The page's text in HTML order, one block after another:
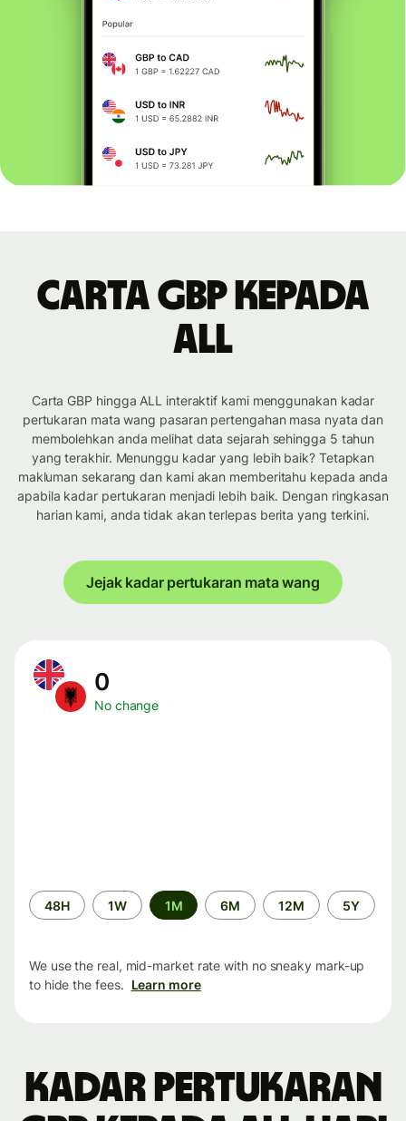
Carta GBP kepada
ALL
Carta GBP hingga ALL interaktif kami menggunakan kadar
pertukaran mata wang pasaran pertengahan masa nyata dan
membolehkan anda melihat data sejarah sehingga 5 tahun
yang terakhir. Menunggu kadar yang lebih baik? Tetapkan
makluman sekarang dan kami akan memberitahu kepada anda
apabila kadar pertukaran menjadi lebih baik. Dengan ringkasan
harian kami, anda tidak akan terlepas berita yang terkini.
Jejak kadar pertukaran mata wang
0
No change
Time
period
48H 1W 1M 6M 12M 5Y
We use the real, mid-market rate with no sneaky mark-up
to hide the fees. Learn more
Kadar pertukaran